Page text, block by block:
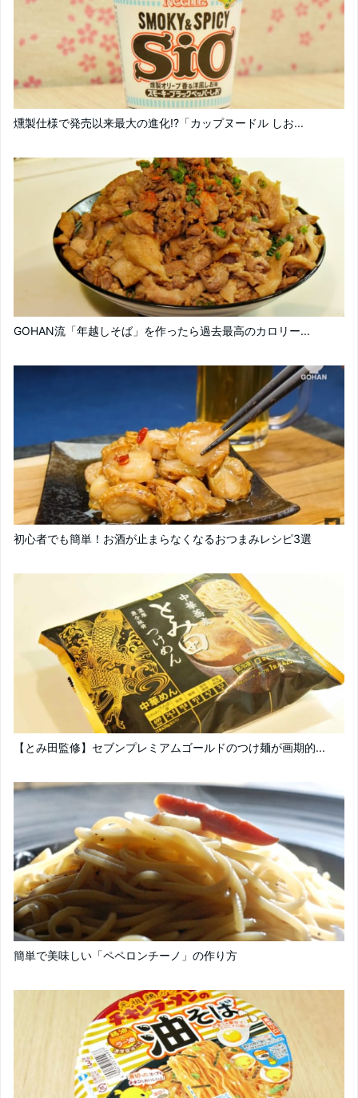
燻製仕様で発売以来最大の進化!?「カップヌードル しお...
GOHAN流「年越しそば」を作ったら過去最高のカロリー...
初心者でも簡単！お酒が止まらなくなるおつまみレシピ3選
【とみ田監修】セブンプレミアムゴールドのつけ麺が画期的...
簡単で美味しい「ペペロンチーノ」の作り方